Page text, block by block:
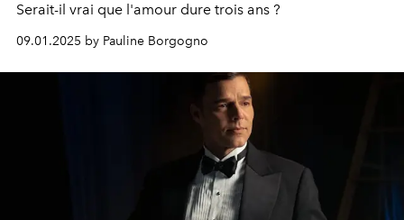
Serait-il vrai que l'amour dure trois ans ?
09.01.2025 by Pauline Borgogno